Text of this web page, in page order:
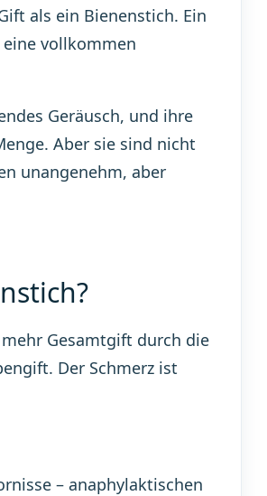
als ein Bienenstich. Ein
vollkommen
Geräusch, und ihre
Aber sie sind nicht
unangenehm, aber
Gesamtgift durch die
Der Schmerz ist
– anaphylaktischen